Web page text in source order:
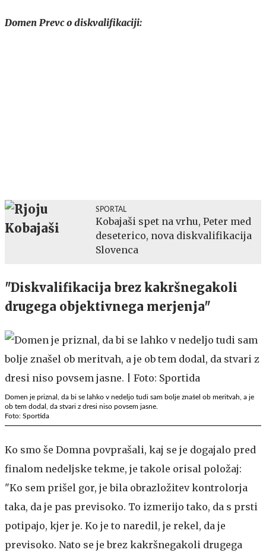
Domen Prevc o diskvalifikaciji:
SPORTAL
Kobajaši spet na vrhu, Peter med
deseterico, nova diskvalifikacija
Slovenca
"Diskvalifikacija brez kakršnegakoli
drugega objektivnega merjenja"
Domen je priznal, da bi se lahko v nedeljo tudi sam bolje znašel ob meritvah, a je
ob tem dodal, da stvari z dresi niso povsem jasne.
Foto: Sportida
Ko smo še Domna povprašali, kaj se je dogajalo pred
finalom nedeljske tekme, je takole orisal položaj:
"Ko sem prišel gor, je bila obrazložitev kontrolorja
taka, da je pas previsoko. To izmerijo tako, da s prsti
potipajo, kjer je. Ko je to naredil, je rekel, da je
previsoko. Nato se je brez kakršnegakoli drugega